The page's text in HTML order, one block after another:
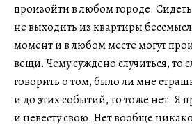
произойти в любом городе. Сидеть
не выходить из квартиры
момент и в любом месте могут
вещи. Чему суждено случиться, то
говорить о том, было ли мне
и до этих событий, то тоже нет. Я
и невесту свою. Нет вообще